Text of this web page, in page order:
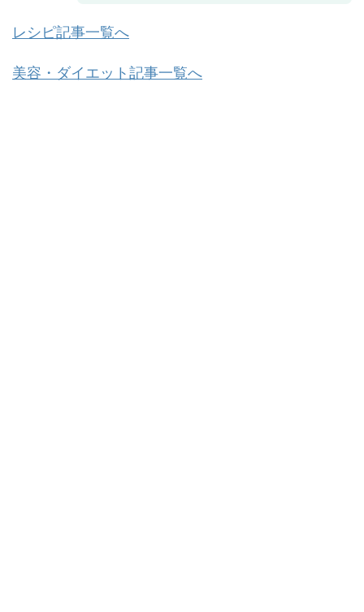
レシピ記事一覧へ
美容・ダイエット記事一覧へ